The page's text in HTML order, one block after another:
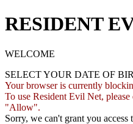
RESIDENT
WELCOME
SELECT YOUR DATE OF
Your browser is currently
To use Resident Evil Net,
"Allow".
Sorry, we can't grant you access